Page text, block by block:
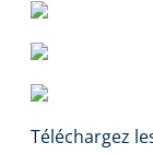
Téléchargez